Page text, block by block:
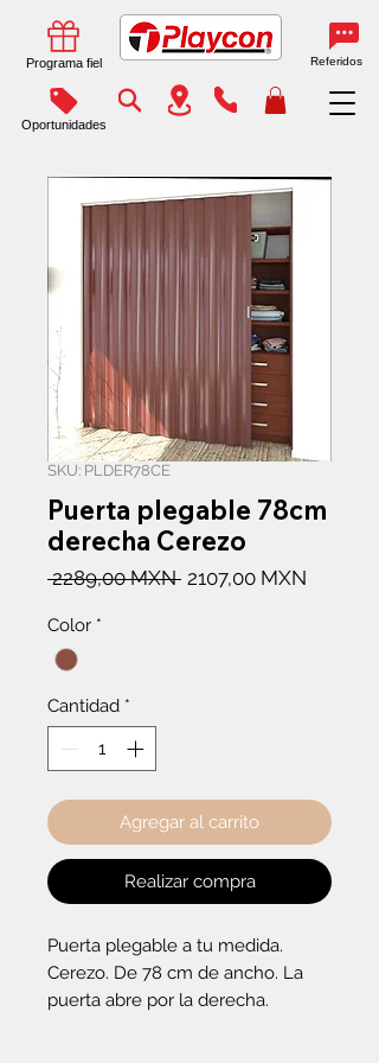
Programa fiel Referidos
Oportunidades
SKU: PLDER78CE
Puerta plegable 78cm
derecha Cerezo
2289,00 MXN Precio
2107,00 MXN
Color *
Cantidad *
Agregar al carrito
Realizar compra
Puerta plegable a tu medida.
Cerezo. De 78 cm de ancho. La
puerta abre por la derecha.